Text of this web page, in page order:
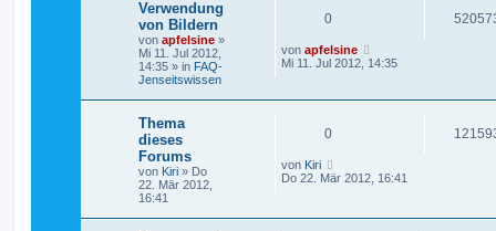
Verwendung
von Bildern
von apfelsine »
Mi 11. Jul 2012,
14:35 » in FAQ-
Jenseitswissen
0
von apfelsine
Mi 11. Jul 2012, 14:35
Thema
dieses
Forums
von Kiri » Do
22. Mär 2012,
16:41
0
von Kiri
Do 22. Mär 2012, 16:41